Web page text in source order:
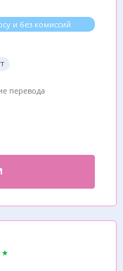
и без комиссий
перевода